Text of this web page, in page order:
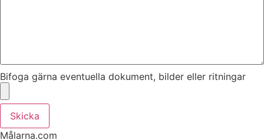
Bifoga gärna eventuella dokument, bilder eller ritningar
Skicka
Målarna.com